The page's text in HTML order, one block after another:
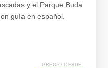
y el Parque Buda
guía en español.
PRECIO DESDE